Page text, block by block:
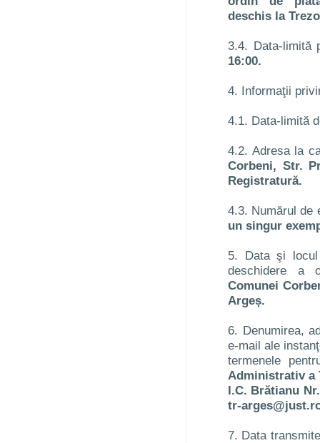
deschis la
3.4. Data-limită
16:00.
4. Informaţii
4.1. Data-limită
4.2. Adresa la
Corbeni, Str.
Registratură.
4.3. Numărul de
un singur
5. Data şi
deschidere a
Comunei
Argeș.
6. Denumirea,
e-mail ale
termenele
Administrativ a
I.C. Brătianu
tr-
7. Data